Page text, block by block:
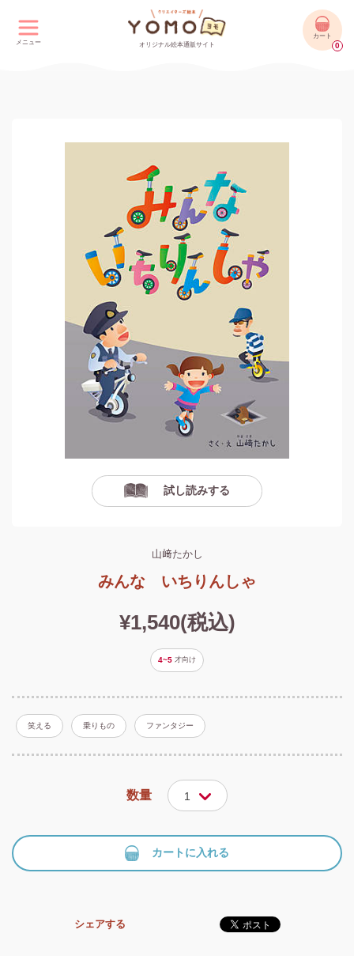
メニュー オリジナル絵本通販サイト
カート
0
試し読みする
山﨑たかし
みんな いちりんしゃ
¥1,540(税込)
4~5 才向け
笑える 乗りもの ファンタジー
数量 1
カートに入れる
シェアする